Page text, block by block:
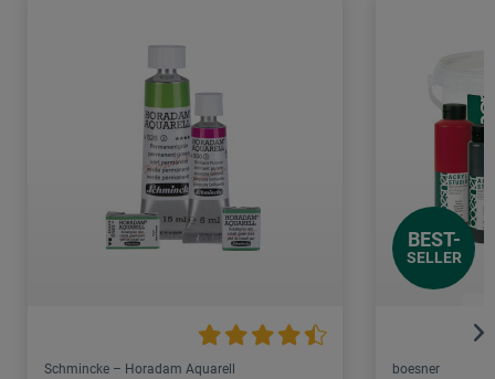
Schmincke – Horadam Aquarell
BEST-
SELLER
boesner